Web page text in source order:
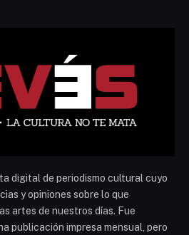
digital de periodismo cultural cuyo
y opiniones sobre lo que
artes de nuestros días. Fue
publicación impresa mensual, pero